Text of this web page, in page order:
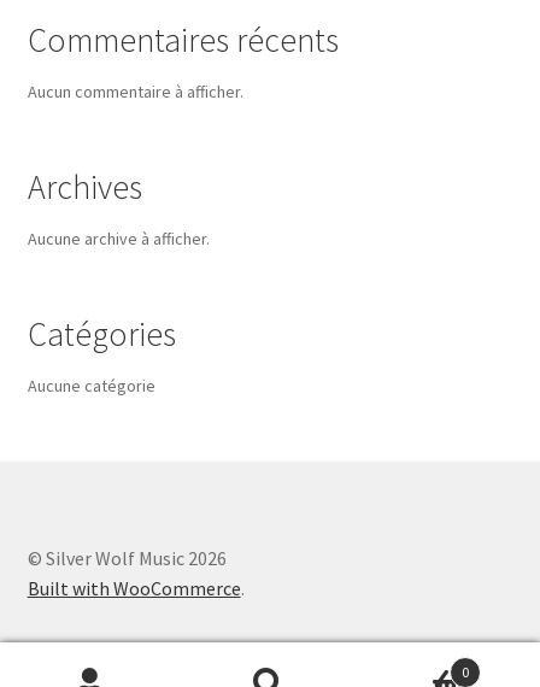
Commentaires récents
Aucun commentaire à afficher.
Archives
Aucune archive à afficher.
Catégories
Aucune catégorie
© Silver Wolf Music 2026
Built with WooCommerce.
0